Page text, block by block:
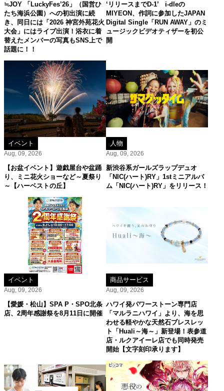
≒JOY 「LuckyFes’26」（国営ひ
たち海浜公園）への初出演に続
き、同日には「2026 神宮外苑花火
大会」にはライブ出演！浴衣に着
替えたメンバーの写真もSNS上で
話題に！！
‘リリースまでD-1’ i-dleの
MIYEON、作詞に参加したJAPAN
Digital Single「RUN AWAY」のミ
ュージックビデオティザーを初公
開
イベント
Aug, 09, 2026
【お盆イベント】遊戯屋台や盆踊
り、ミニ花火ショーなど～夏祭り
～【ハーベストの丘】
人物
Aug, 09, 2026
新渋谷系ガールズラップデュオ
「NIC(ハート)RY」1stミニアルバ
ム「NIC(ハート)RY」をリリース！
イベント
Aug, 09, 2026
【愛媛・松山】SPA P・SPO北条
店、2周年感謝祭を8月11日に開催
商品サービス
Aug, 09, 2026
ハワイ発パワーストーン専門店
「マルラニハワイ」より、海を思
わせる軽やかな天然石ブレスレッ
ト「Huali～海～」新登場！表参道
店・ルクアイーレ店でも同時発売
開始【文字刻印承ります】